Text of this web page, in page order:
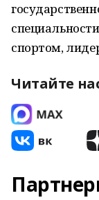
спортом,
Читайте